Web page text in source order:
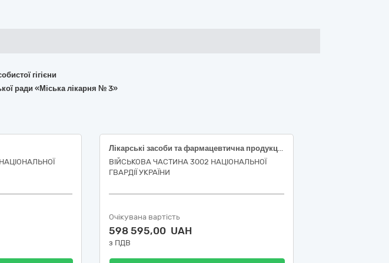
гігієни
ради «Міська лікарня № 3»
Лікарські засоби та фармацевтична продукція
ВІЙСЬКОВА ЧАСТИНА 3002 НАЦІОНАЛЬНОЇ
ГВАРДІЇ УКРАЇНИ
Очікувана вартість
598 595,00 UAH
з ПДВ